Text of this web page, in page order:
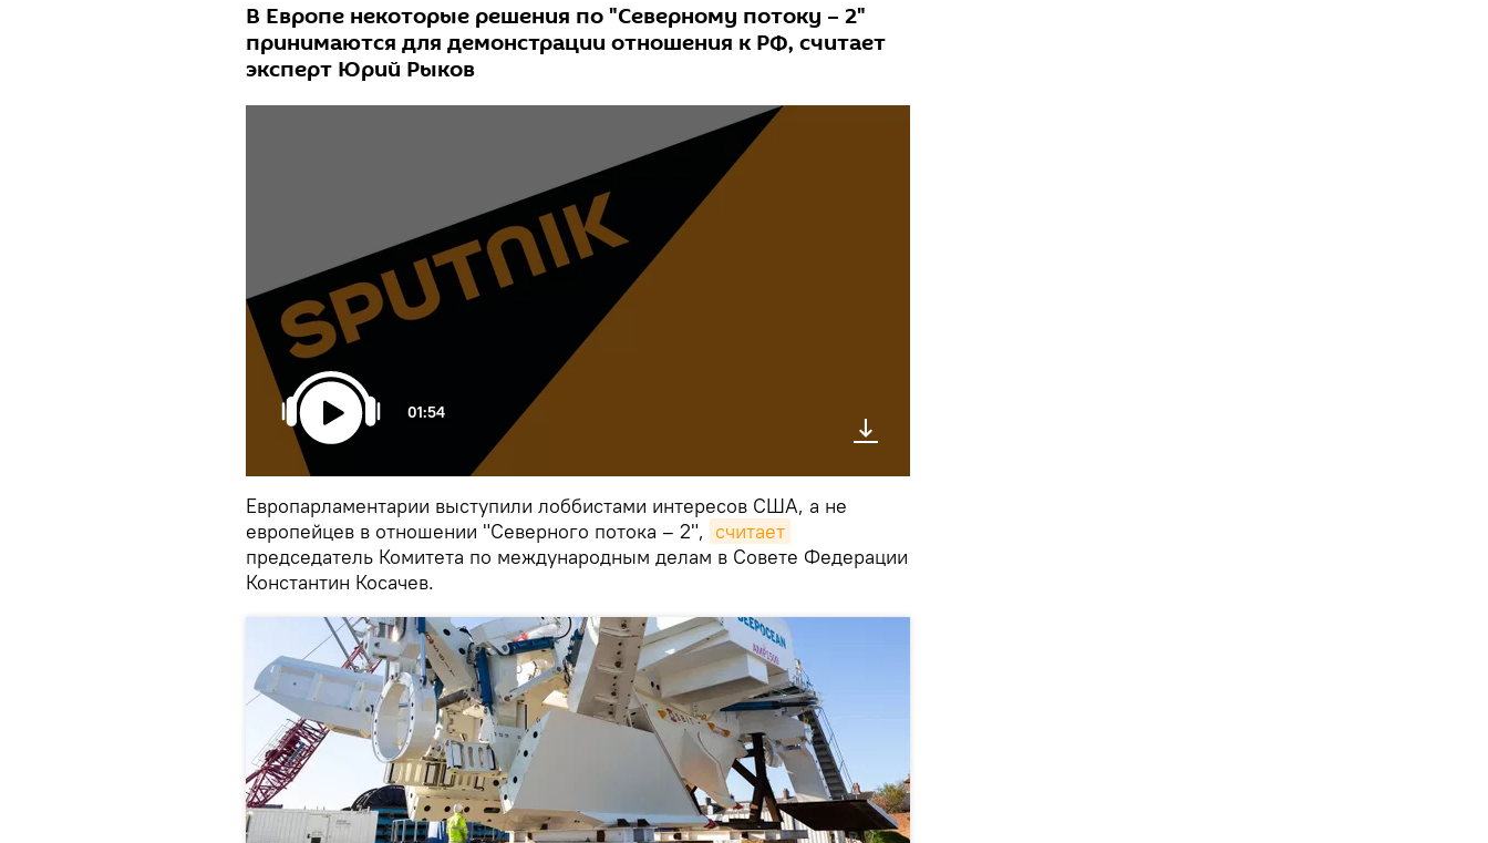
В Европе некоторые решения по "Северному потоку – 2"
принимаются для демонстрации отношения к РФ, считает
эксперт Юрий Рыков
01:54
Европарламентарии выступили лоббистами интересов США, а не
европейцев в отношении "Северного потока – 2", считает
председатель Комитета по международным делам в Совете Федерации
Константин Косачев.